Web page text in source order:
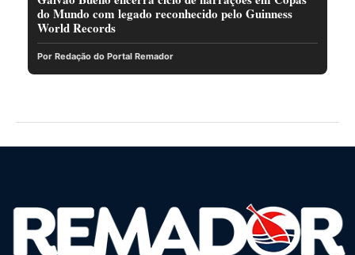
do Mundo com legado reconhecido pelo Guinness
World Records
Por Redação do Portal Remador